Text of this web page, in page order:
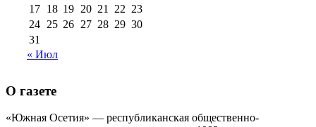
17 18 19 20 21 22 23
24 25 26 27 28 29 30
31
« Июл
О газете
«Южная Осетия» — республиканская общественно-